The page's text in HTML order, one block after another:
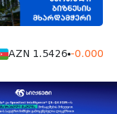
AZN 1.5426 -0.0004